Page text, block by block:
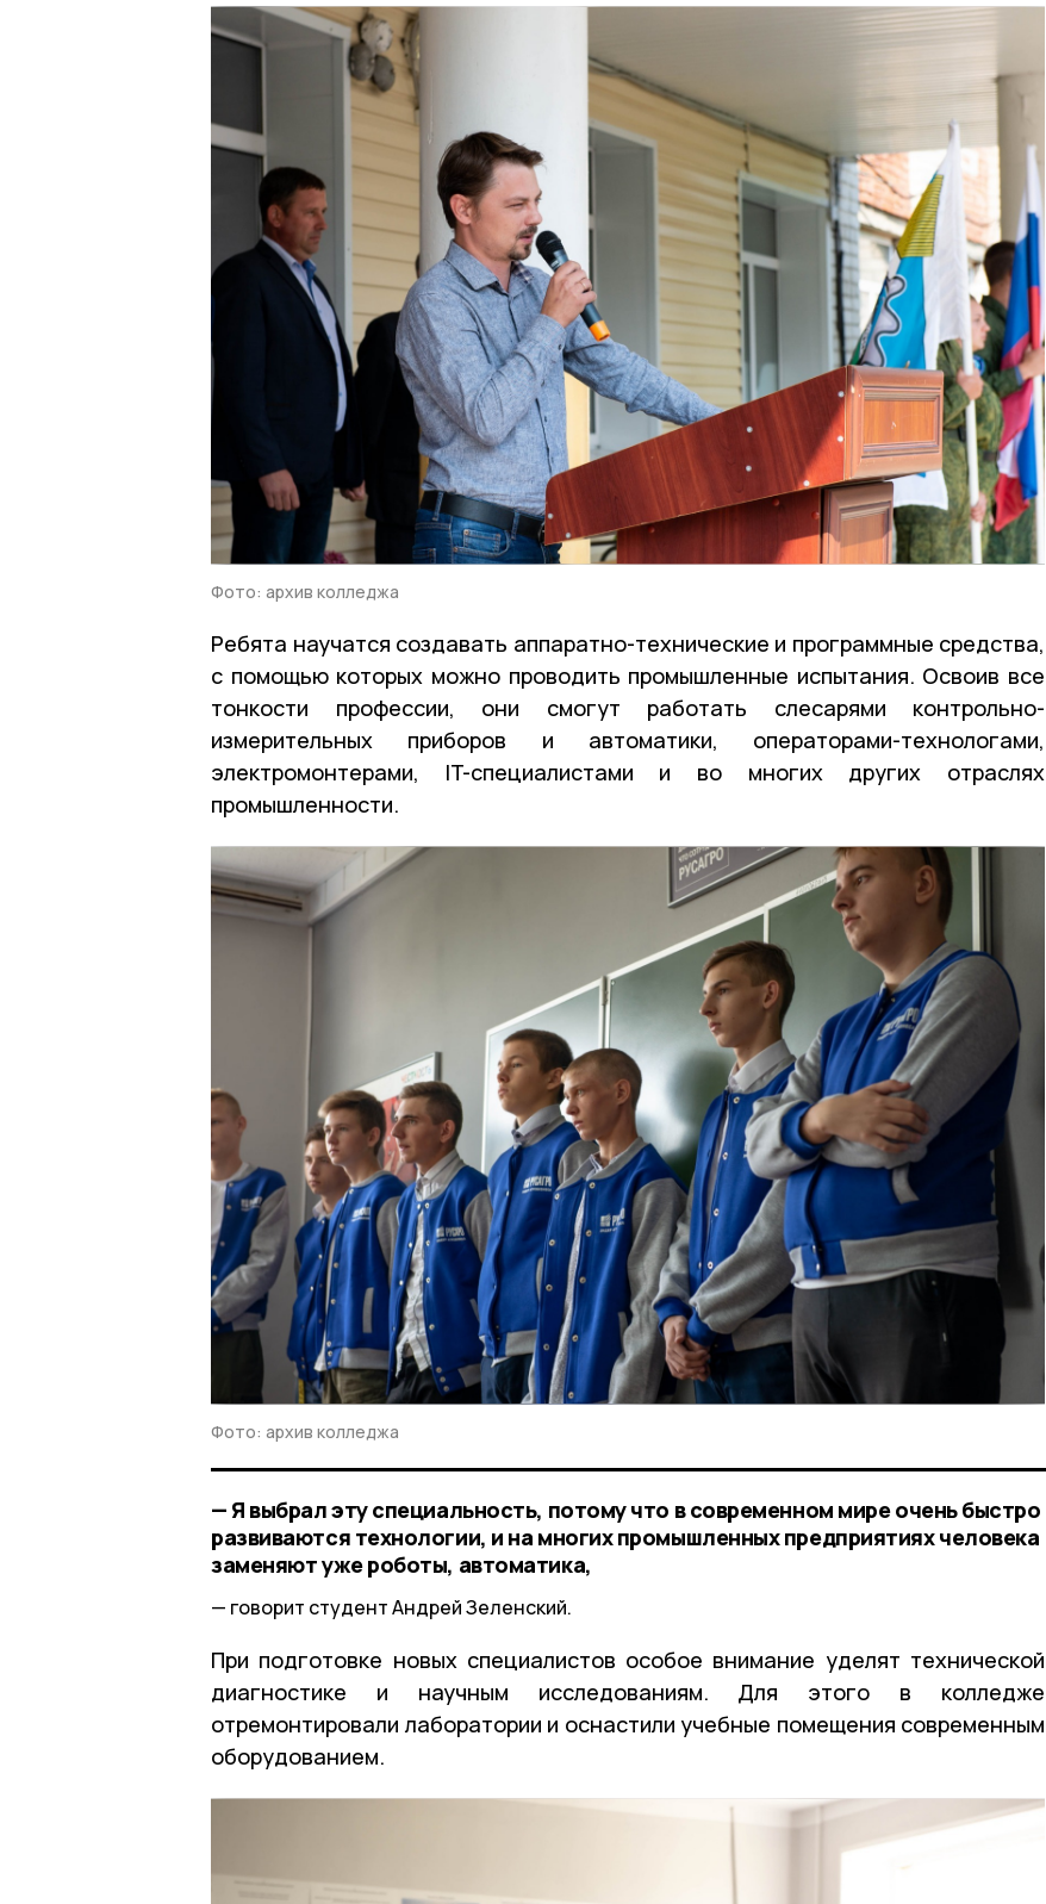
Фото: архив колледжа
Ребята научатся создавать аппаратно-технические и программные средства,
с помощью которых можно проводить промышленные испытания. Освоив все
тонкости профессии, они смогут работать слесарями контрольно-
измерительных приборов и автоматики, операторами-технологами,
электромонтерами, IT-специалистами и во многих других отраслях
промышленности.
Фото: архив колледжа
— Я выбрал эту специальность, потому что в современном мире очень быстро
развиваются технологии, и на многих промышленных предприятиях человека
заменяют уже роботы, автоматика,
говорит студент Андрей Зеленский.
При подготовке новых специалистов особое внимание уделят технической
диагностике и научным исследованиям. Для этого в колледже
отремонтировали лаборатории и оснастили учебные помещения современным
оборудованием.